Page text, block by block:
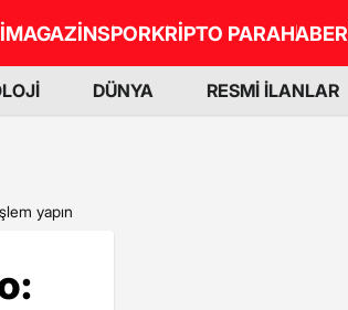
MAGAZİNSPORKRİPTO PARAHABER
DÜNYA RESMİ İLANLAR
yapın